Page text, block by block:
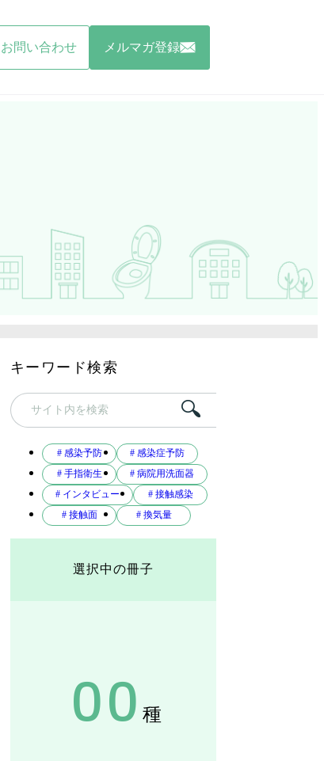
お問い合わせ メルマガ登録
キーワード検索
# 感染予防
# 感染症予防
# 手指衛生
# 病院用洗面器
# インタビュー
# 接触感染
# 接触面
# 換気量
選択中の冊子
00種